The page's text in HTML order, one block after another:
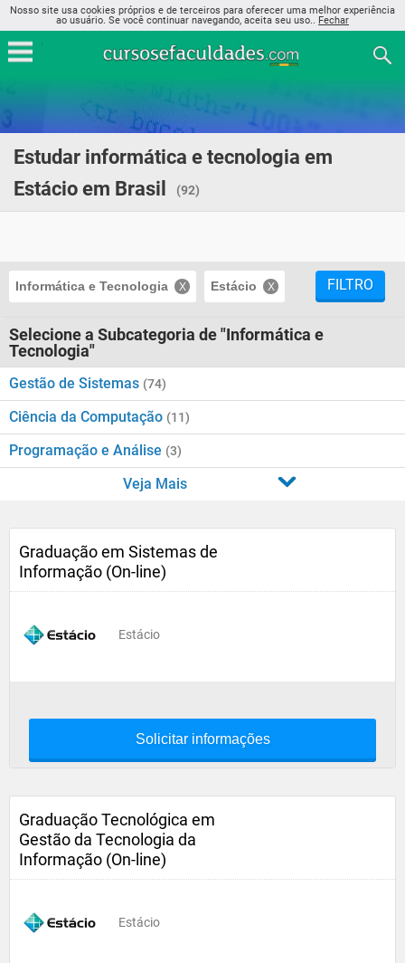
Nosso site usa cookies próprios e de terceiros para oferecer uma melhor experiência
ao usuário. Se você continuar navegando, aceita seu uso.. Fechar
Estudar informática e tecnologia em
Estácio em Brasil
(92)
Informática e Tecnologia Estácio FILTRO
Selecione a Subcategoria de "Informática e
Tecnologia"
Gestão de Sistemas (74)
Ciência da Computação (11)
Programação e Análise (3)
Veja Mais
Graduação em Sistemas de
Informação (On-line)
Estácio
Solicitar informações
Graduação Tecnológica em
Gestão da Tecnologia da
Informação (On-line)
Estácio